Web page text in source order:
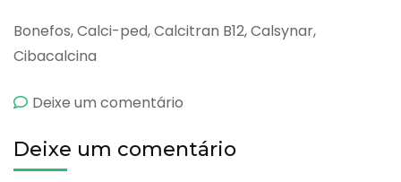
Bonefos, Calci-ped, Calcitran B12, Calsynar,
Cibacalcina
Deixe um comentário
Deixe um comentário